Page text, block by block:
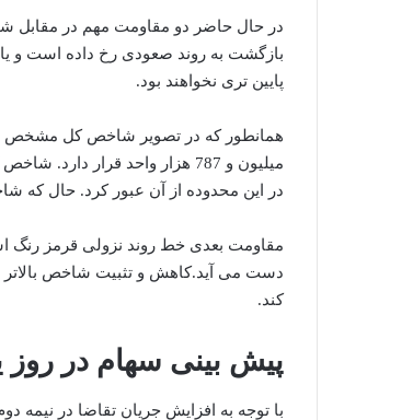
در حال حاضر دو مقاومت مهم در مقابل
بازگشت به روند صعودی رخ داده است و یا
پایین تری نخواهند بود.
میلیون و 787 هزار واحد
در این محدوده از آن عبور کرد. حال که
مقاومت بعدی خط روند نزولی قرمز رنگ
دست می آید.کاهش و تثبیت شاخص بالاتر از
کند.
پیش بینی سهام در روز
با توجه به افزایش جریان تقاضا در نیمه